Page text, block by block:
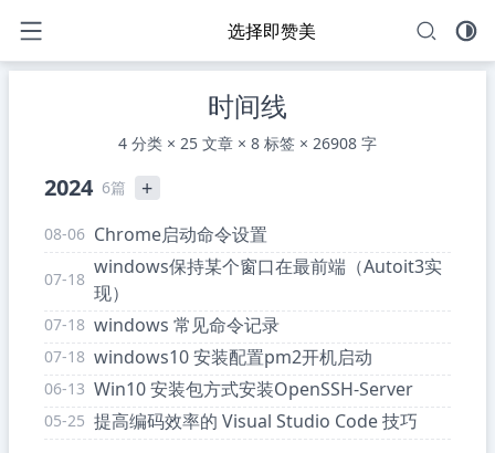
选择即赞美
时间线
4 分类 × 25 文章 × 8 标签 × 26908 字
2024 6篇 +
08-06 Chrome启动命令设置
07-18
windows保持某个窗口在最前端（Autoit3实
现）
07-18 windows 常见命令记录
07-18 windows10 安装配置pm2开机启动
06-13 Win10 安装包方式安装OpenSSH-Server
05-25 提高编码效率的 Visual Studio Code 技巧